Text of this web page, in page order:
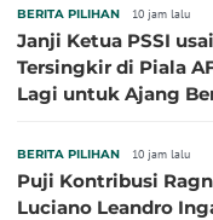
BERITA PILIHAN 10 jam lalu
Janji Ketua PSSI
Tersingkir di Piala
Lagi untuk Ajang
BERITA PILIHAN 10 jam lalu
Puji Kontribusi
Luciano Leandro